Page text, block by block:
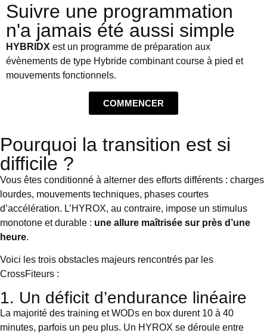
Suivre une programmation
n'a jamais été aussi simple
HYBRIDX est un programme de préparation aux
évènements de type Hybride combinant course à pied et
mouvements fonctionnels.
COMMENCER
Pourquoi la transition est si
difficile ?
Vous êtes conditionné à alterner des efforts différents : charges
lourdes, mouvements techniques, phases courtes
d’accélération. L’HYROX, au contraire, impose un stimulus
monotone et durable : une allure maîtrisée sur près d’une
heure.
Voici les trois obstacles majeurs rencontrés par les
CrossFiteurs :
1. Un déficit d’endurance linéaire
La majorité des training et WODs en box durent 10 à 40
minutes, parfois un peu plus. Un HYROX se déroule entre